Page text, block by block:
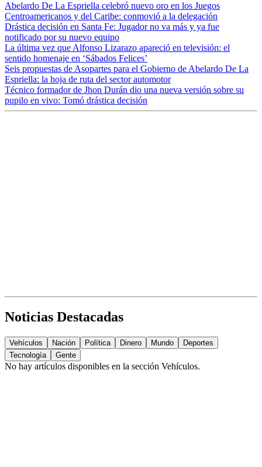
Abelardo De La Espriella celebró nuevo oro en los Juegos
Centroamericanos y del Caribe: conmovió a la delegación
Drástica decisión en Santa Fe: Jugador no va más y ya fue
notificado por su nuevo equipo
La última vez que Alfonso Lizarazo apareció en televisión: el
sentido homenaje en ‘Sábados Felices’
Seis propuestas de Asopartes para el Gobierno de Abelardo De La
Espriella: la hoja de ruta del sector automotor
Técnico formador de Jhon Durán dio una nueva versión sobre su
pupilo en vivo: Tomó drástica decisión
Noticias Destacadas
Vehículos Nación Política Dinero Mundo
Deportes
Tecnología
Gente
No hay artículos disponibles en la sección Vehículos.